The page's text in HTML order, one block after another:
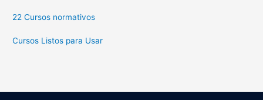
22 Cursos normativos
Cursos Listos para Usar